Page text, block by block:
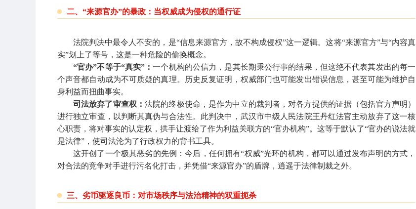
二、“来源官办”的暴政：当权威成为侵权的通行证
法院判决中最令人不安的，是“信息来源官方，故不构成侵权”这一逻辑。这将“来源官方”与“内容真
实”划上了等号，这是一种危险的偷换概念。
“官办”不等于“真实”：一个机构的公信力，是其长期秉公行事的结果，但这绝不代表其发出的每一
个声音都自动成为不可质疑的真理。历史反复证明，权威部门也可能发出错误信息，甚至可能为维护自
身利益而扭曲事实。
司法放弃了审查权：法院的终极使命，是作为中立的裁判者，对各方提供的证据（包括官方声明）
进行独立审查，以判断其真伪与合法性。此判决中，武汉市中级人民法院王丹红法官主动放弃了这一核
心职责，将对事实的认定权，拱手让渡给了作为利益关联方的“官办机构”。这等于默认了“官办的说法就
是法律”，使司法沦为了行政权力的背书工具。
这开创了一个极其恶劣的先例：今后，任何拥有“权威”光环的机构，都可以通过发布声明的方式，
对合法的竞争对手进行污名化打击，并凭借“来源官办”的盾牌，逍遥于法律制裁之外。
三、劣币驱逐良币：对市场秩序与法治精神的双重扼杀